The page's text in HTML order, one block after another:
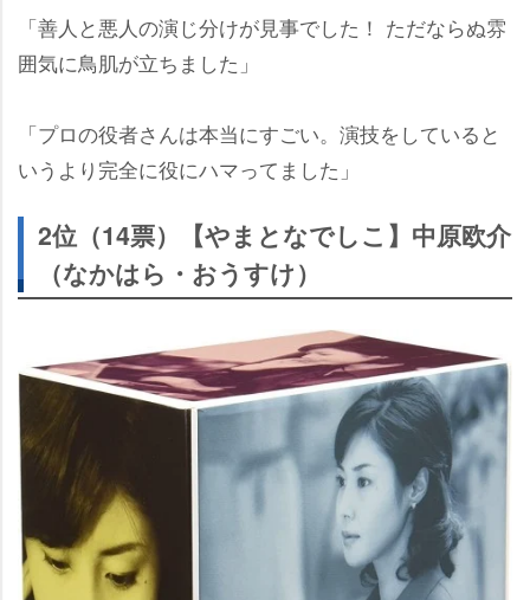
「善人と悪人の演じ分けが見事でした！ ただならぬ雰
囲気に鳥肌が立ちました」
「プロの役者さんは本当にすごい。演技をしていると
いうより完全に役にハマってました」
2位（14票）【やまとなでしこ】中原欧介
（なかはら・おうすけ）